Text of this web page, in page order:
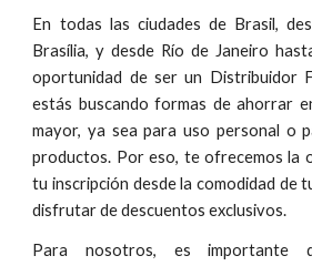
En todas las ciudades de Brasil,
Brasília, y desde Río de Janeiro
oportunidad de ser un Distribuidor
estás buscando formas de ahorrar
mayor, ya sea para uso personal o
productos. Por eso, te ofrecemos la
tu inscripción desde la comodidad de
disfrutar de descuentos exclusivos.
Para nosotros, es importante